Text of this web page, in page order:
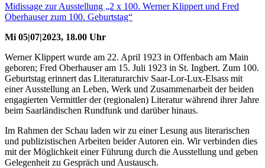
Midissage zur Ausstellung „2 x 100. Werner Klippert und Fred
Oberhauser zum 100. Geburtstag“
Mi 05|07|2023, 18.00 Uhr
Werner Klippert wurde am 22. April 1923 in Offenbach am Main
geboren; Fred Oberhauser am 15. Juli 1923 in St. Ingbert. Zum 100.
Geburtstag erinnert das Literaturarchiv Saar-Lor-Lux-Elsass mit
einer Ausstellung an Leben, Werk und Zusammenarbeit der beiden
engagierten Vermittler der (regionalen) Literatur während ihrer Jahre
beim Saarländischen Rundfunk und darüber hinaus.
Im Rahmen der Schau laden wir zu einer Lesung aus literarischen
und publizistischen Arbeiten beider Autoren ein. Wir verbinden dies
mit der Möglichkeit einer Führung durch die Ausstellung und geben
Gelegenheit zu Gespräch und Austausch.